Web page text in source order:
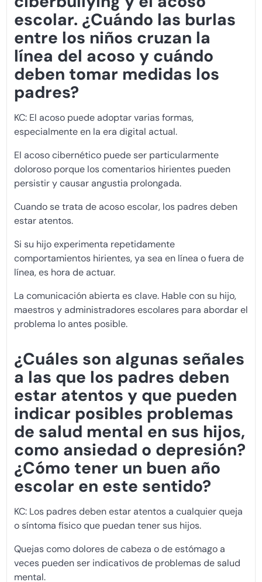
escolar. ¿Cuándo las burlas
entre los niños cruzan la
línea del acoso y cuándo
deben tomar medidas los
padres?
KC: El acoso puede adoptar varias formas,
especialmente en la era digital actual.
El acoso cibernético puede ser particularmente
doloroso porque los comentarios hirientes pueden
persistir y causar angustia prolongada.
Cuando se trata de acoso escolar, los padres deben
estar atentos.
Si su hijo experimenta repetidamente
comportamientos hirientes, ya sea en línea o fuera de
línea, es hora de actuar.
La comunicación abierta es clave. Hable con su hijo,
maestros y administradores escolares para abordar el
problema lo antes posible.
¿Cuáles son algunas señales
a las que los padres deben
estar atentos y que pueden
indicar posibles problemas
de salud mental en sus hijos,
como ansiedad o depresión?
¿Cómo tener un buen año
escolar en este sentido?
KC: Los padres deben estar atentos a cualquier queja
o síntoma físico que puedan tener sus hijos.
Quejas como dolores de cabeza o de estómago a
veces pueden ser indicativos de problemas de salud
mental.